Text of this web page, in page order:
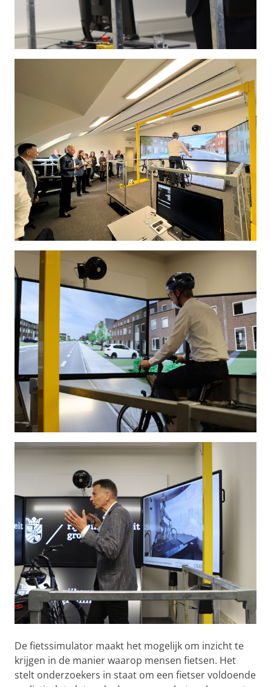
De fietssimulator maakt het mogelijk om inzicht te
krijgen in de manier waarop mensen fietsen. Het
stelt onderzoekers in staat om een fietser voldoende